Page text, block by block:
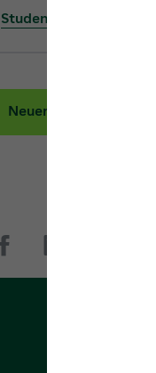
Studenten, Schüler
Neuer Beitrag